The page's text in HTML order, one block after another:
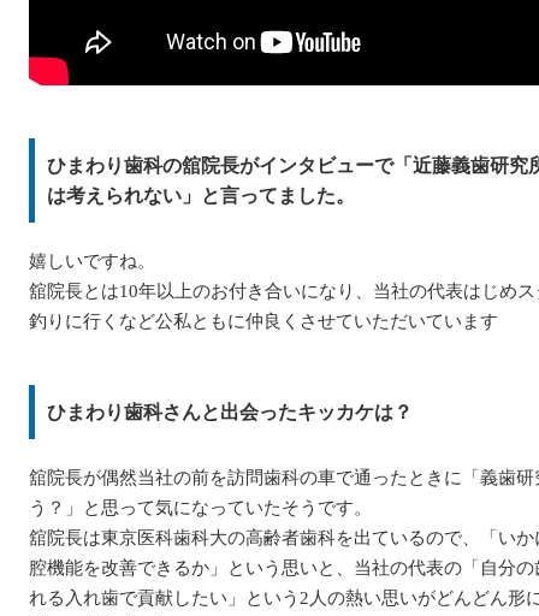
ひまわり歯科の舘院長がインタビューで「近藤義歯研究
は考えられない」と言ってました。
嬉しいですね。
舘院長とは10年以上のお付き合いになり、当社の代表はじめ
釣りに行くなど公私ともに仲良くさせていただいています
ひまわり歯科さんと出会ったキッカケは？
舘院長が偶然当社の前を訪問歯科の車で通ったときに「義歯
う？」と思って気になっていたそうです。
舘院長は東京医科歯科大の高齢者歯科を出ているので、「い
腔機能を改善できるか」という思いと、当社の代表の「自分
れる入れ歯で貢献したい」という2人の熱い思いがどんどん形